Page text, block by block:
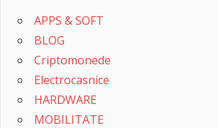
APPS & SOFT
BLOG
Criptomonede
Electrocasnice
HARDWARE
MOBILITATE